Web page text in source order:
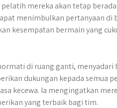
mereka akan tetap
menimbulkan pertanyaan di
kesempatan bermain yang
di ruang ganti,
dukungan kepada semua
kecewa. Ia mengingatkan
yang terbaik bagi tim.